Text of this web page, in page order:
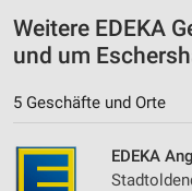
Weitere EDEKA
und um
5 Geschäfte und Orte
EDEKA